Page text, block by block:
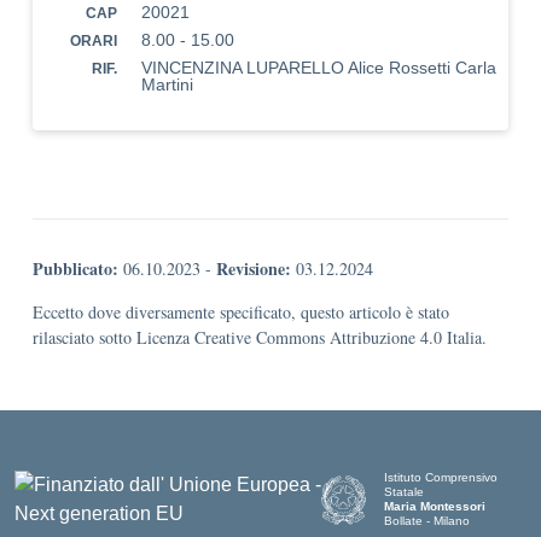
CAP 20021
ORARI 8.00 - 15.00
RIF.
VINCENZINA LUPARELLO Alice Rossetti Carla
Martini
Pubblicato: 06.10.2023 - Revisione: 03.12.2024
Eccetto dove diversamente specificato, questo articolo è stato
rilasciato sotto Licenza Creative Commons Attribuzione 4.0 Italia.
Istituto Comprensivo
Statale
Maria Montessori
Bollate - Milano